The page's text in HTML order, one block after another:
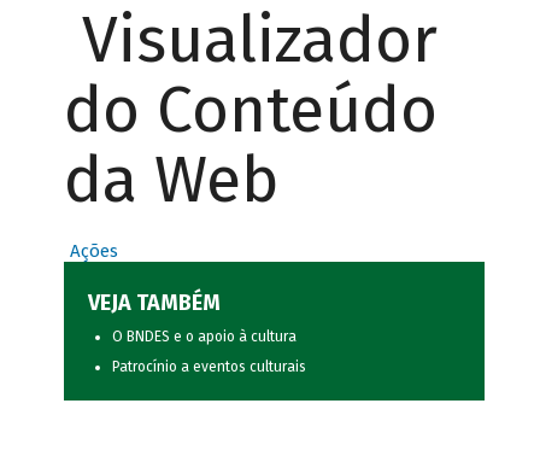
Visualizador
do Conteúdo
da Web
Ações
VEJA TAMBÉM
O BNDES e o apoio à cultura
Patrocínio a eventos culturais